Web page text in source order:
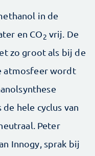
in de
en CO2 vrij. De
zo groot als bij de
atmosfeer wordt
hele cyclus van
Peter
Innogy, sprak bij